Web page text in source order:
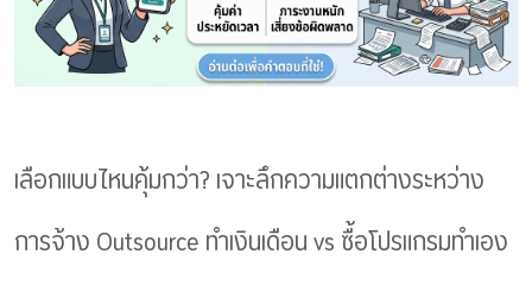
เลือกแบบไหนคุ้มกว่า? เจาะลึกความแตกต่างระหว่าง
การจ้าง Outsource ทำเงินเดือน vs ซื้อโปรแกรมทำเอง